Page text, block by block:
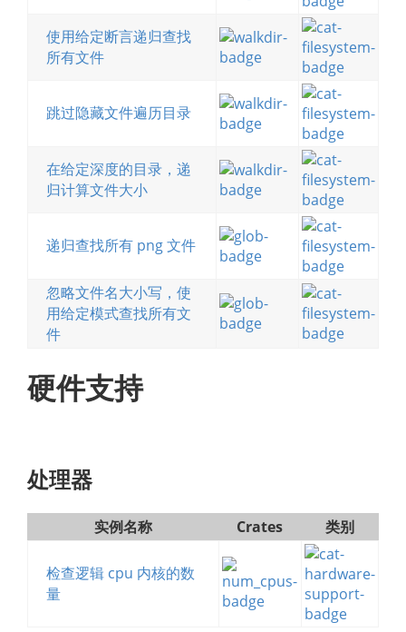
使用给定断言递归查找
所有文件
跳过隐藏文件遍历目录
在给定深度的目录，递
归计算文件大小
递归查找所有 png 文件
忽略文件名大小写，使
用给定模式查找所有文
件
硬件支持
处理器
实例名称 Crates 类别
检查逻辑 cpu 内核的数
量